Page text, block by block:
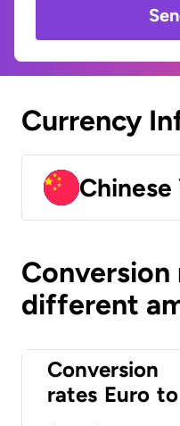
Currency
Chinese
different
Conversion
rates Euro to